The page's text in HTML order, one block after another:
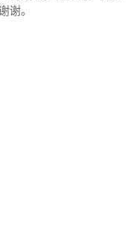
谢。